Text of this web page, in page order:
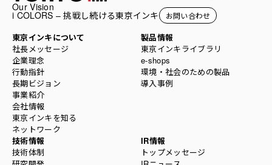
Our Vision
i COLORS – 挑戦し続ける東京インキ お問い合わせ
東京インキについて
社長メッセージ
企業理念
行動指針
長期ビジョン
事業紹介
会社情報
東京インキを知る
ネットワーク
製品情報
東京インキライブラリ
e-shops
環境・社会のための製品
導入事例
技術情報
技術体制
IR情報
トップメッセージ